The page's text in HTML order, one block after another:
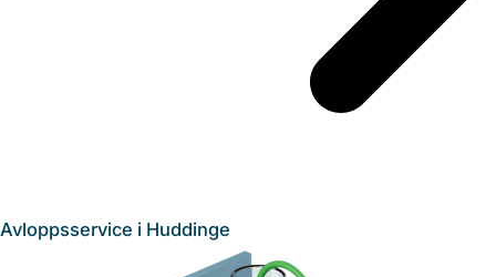
Avloppsservice i Huddinge